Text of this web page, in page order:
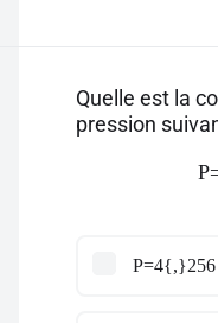
Quelle est la
pression
P=4{,}256